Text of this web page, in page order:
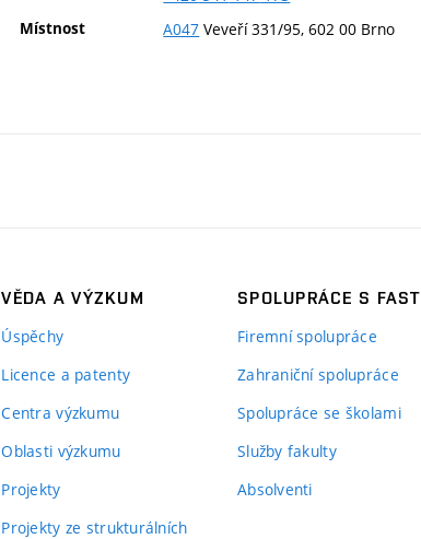
Místnost A047 Veveří 331/95, 602 00 Brno
VĚDA A VÝZKUM
Úspěchy
Licence a patenty
Centra výzkumu
Oblasti výzkumu
Projekty
Projekty ze strukturálních
SPOLUPRÁCE S FAST
Firemní spolupráce
Zahraniční spolupráce
Spolupráce se školami
Služby fakulty
Absolventi